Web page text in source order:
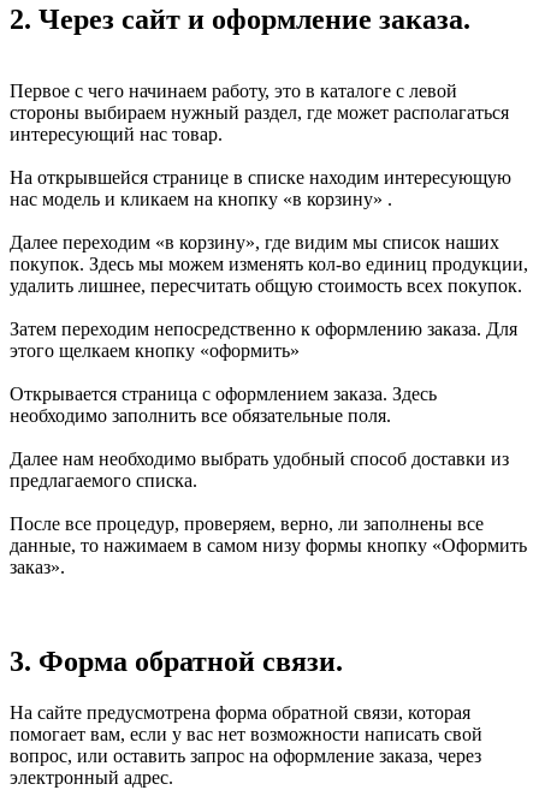
2. Через сайт и оформление заказа.
Первое с чего начинаем работу, это в каталоге с левой
стороны выбираем нужный раздел, где может располагаться
интересующий нас товар.
На открывшейся странице в списке находим интересующую
нас модель и кликаем на кнопку «в корзину» .
Далее переходим «в корзину», где видим мы список наших
покупок. Здесь мы можем изменять кол-во единиц продукции,
удалить лишнее, пересчитать общую стоимость всех покупок.
Затем переходим непосредственно к оформлению заказа. Для
этого щелкаем кнопку «оформить»
Открывается страница с оформлением заказа. Здесь
необходимо заполнить все обязательные поля.
Далее нам необходимо выбрать удобный способ доставки из
предлагаемого списка.
После все процедур, проверяем, верно, ли заполнены все
данные, то нажимаем в самом низу формы кнопку «Оформить
заказ».
3. Форма обратной связи.
На сайте предусмотрена форма обратной связи, которая
помогает вам, если у вас нет возможности написать свой
вопрос, или оставить запрос на оформление заказа, через
электронный адрес.